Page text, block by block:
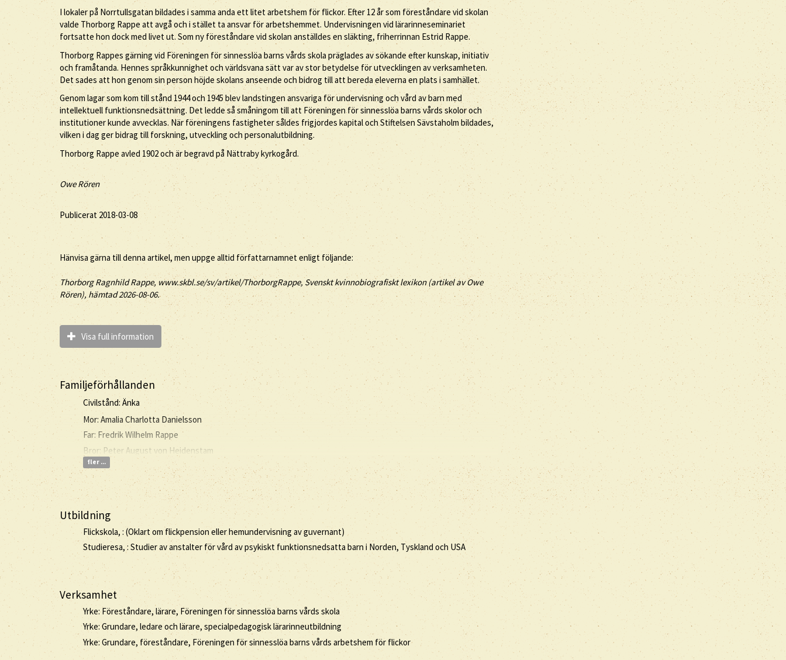
I lokaler på Norrtullsgatan bildades i samma anda ett litet arbetshem för flickor. Efter 12 år som föreståndare vid skolan
valde Thorborg Rappe att avgå och i stället ta ansvar för arbetshemmet. Undervisningen vid lärarinneseminariet
fortsatte hon dock med livet ut. Som ny föreståndare vid skolan anställdes en släkting, friherrinnan Estrid Rappe.
Thorborg Rappes gärning vid Föreningen för sinnesslöa barns vårds skola präglades av sökande efter kunskap, initiativ
och framåtanda. Hennes språkkunnighet och världsvana sätt var av stor betydelse för utvecklingen av verksamheten.
Det sades att hon genom sin person höjde skolans anseende och bidrog till att bereda eleverna en plats i samhället.
Genom lagar som kom till stånd 1944 och 1945 blev landstingen ansvariga för undervisning och vård av barn med
intellektuell funktionsnedsättning. Det ledde så småningom till att Föreningen för sinnesslöa barns vårds skolor och
institutioner kunde avvecklas. När föreningens fastigheter såldes frigjordes kapital och Stiftelsen Sävstaholm bildades,
vilken i dag ger bidrag till forskning, utveckling och personalutbildning.
Thorborg Rappe avled 1902 och är begravd på Nättraby kyrkogård.
Owe Rören
Publicerat 2018-03-08
Hänvisa gärna till denna artikel, men uppge alltid författarnamnet enligt följande:
ThorborgRagnhildRappe, www.skbl.se/sv/artikel/ThorborgRappe, Svenskt kvinnobiografiskt lexikon (artikel avOwe
Rören), hämtad 2026-08-06.
Visa full information
Familjeförhållanden
Civilstånd: Änka
Mor: Amalia Charlotta Danielsson
Far: Fredrik Wilhelm Rappe
Bror: Peter August von Heidenstam
fler ...
Utbildning
Flickskola, : (Oklart om flickpension eller hemundervisning av guvernant)
Studieresa, : Studier av anstalter för vård av psykiskt funktionsnedsatta barn i Norden, Tyskland och USA
Verksamhet
Yrke: Föreståndare, lärare, Föreningen för sinnesslöa barns vårds skola
Yrke: Grundare, ledare och lärare, specialpedagogisk lärarinneutbildning
Yrke: Grundare, föreståndare, Föreningen för sinnesslöa barns vårds arbetshem för flickor